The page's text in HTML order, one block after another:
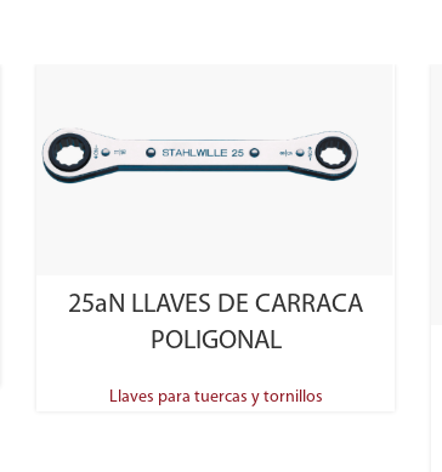
25aN LLAVES DE CARRACA
POLIGONAL
Llaves para tuercas y tornillos